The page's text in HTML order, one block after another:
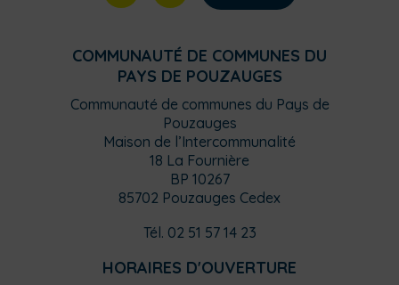
COMMUNAUTÉ DE COMMUNES DU
PAYS DE POUZAUGES
Communauté de communes du Pays de
Pouzauges
Maison de l’Intercommunalité
18 La Fournière
BP 10267
85702 Pouzauges Cedex
Tél. 02 51 57 14 23
HORAIRES D'OUVERTURE